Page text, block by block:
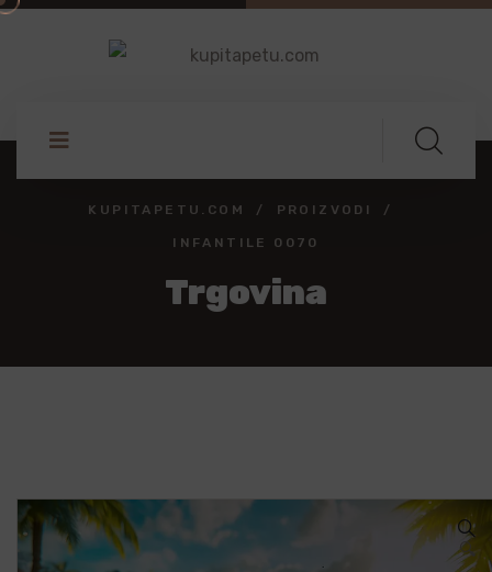
KUPITAPETU.COM PROIZVODI
INFANTILE 0070
Trgovina
🔍